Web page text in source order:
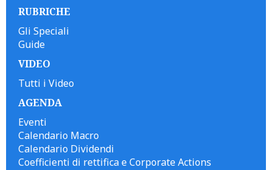
RUBRICHE
Gli Speciali
Guide
VIDEO
Tutti i Video
AGENDA
Eventi
Calendario Macro
Calendario Dividendi
Coefficienti di rettifica e Corporate Actions